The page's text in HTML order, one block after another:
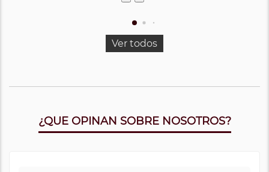
Ver todos
¿QUE OPINAN SOBRE NOSOTROS?